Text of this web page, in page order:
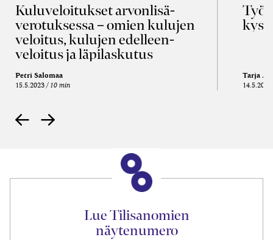
Kulu­veloitukset arvon­lisä­
verotuksessa – omien kulujen
veloitus, kulujen edelleen­
veloitus ja läpi­laskutus
Petri Salomaa
15.5.2023 10 min
Tarja
14.5.2021
Lue Tilisanomien
näytenumero